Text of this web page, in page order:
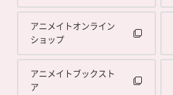
アニメイトオンライン
ショップ
アニメイトブックスト
ア